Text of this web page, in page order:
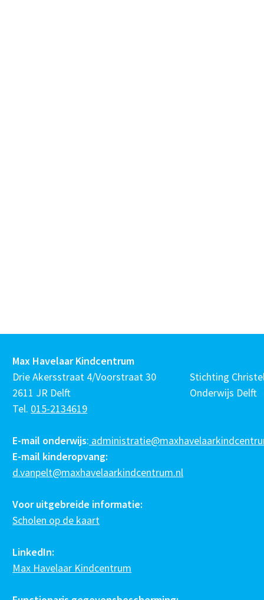
Max Havelaar Kindcentrum
Drie Akersstraat 4/Voorstraat 30
2611 JR Delft
Tel. 015-2134619
E-mail onderwijs:
E-mail kinderopvang:
d.vanpelt@maxhavelaarkindcentrum.nl
Voor uitgebreide informatie:
Scholen op de kaart
LinkedIn:
Max Havelaar Kindcentrum
Stichting
Onderwijs Delft